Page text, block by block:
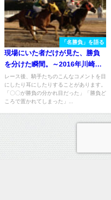
「名勝負」を語る
現場にいた者だけが見た、勝負
を分けた瞬間。～2016年川崎記
念～
レース後、騎手たちのこんなコメントを目
にしたり耳にしたりすることがあります。
「〇〇が勝負の分かれ目だった」「勝負ど
ころで置かれてしまった」...